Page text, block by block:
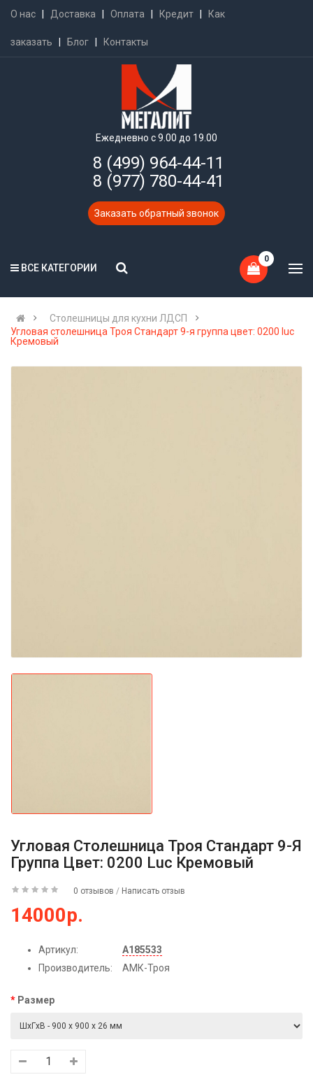
О нас Доставка Оплата Кредит Как
заказать Блог Контакты
Ежедневно с 9.00 до 19.00
8 (499) 964-44-11
8 (977) 780-44-41
Заказать обратный звонок
ВСЕ КАТЕГОРИИ
0
Cтолешницы для кухни ЛДСП
Угловая столешница Троя Стандарт 9-я группа цвет: 0200 luc
Кремовый
Угловая Столешница Троя Стандарт 9-Я
Группа Цвет: 0200 Luc Кремовый
0 отзывов / Написать отзыв
14000р.
Артикул:
А185533
Производитель:
АМК-Троя
Размер